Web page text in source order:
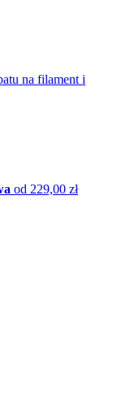
na filament i
od 229,00 zł